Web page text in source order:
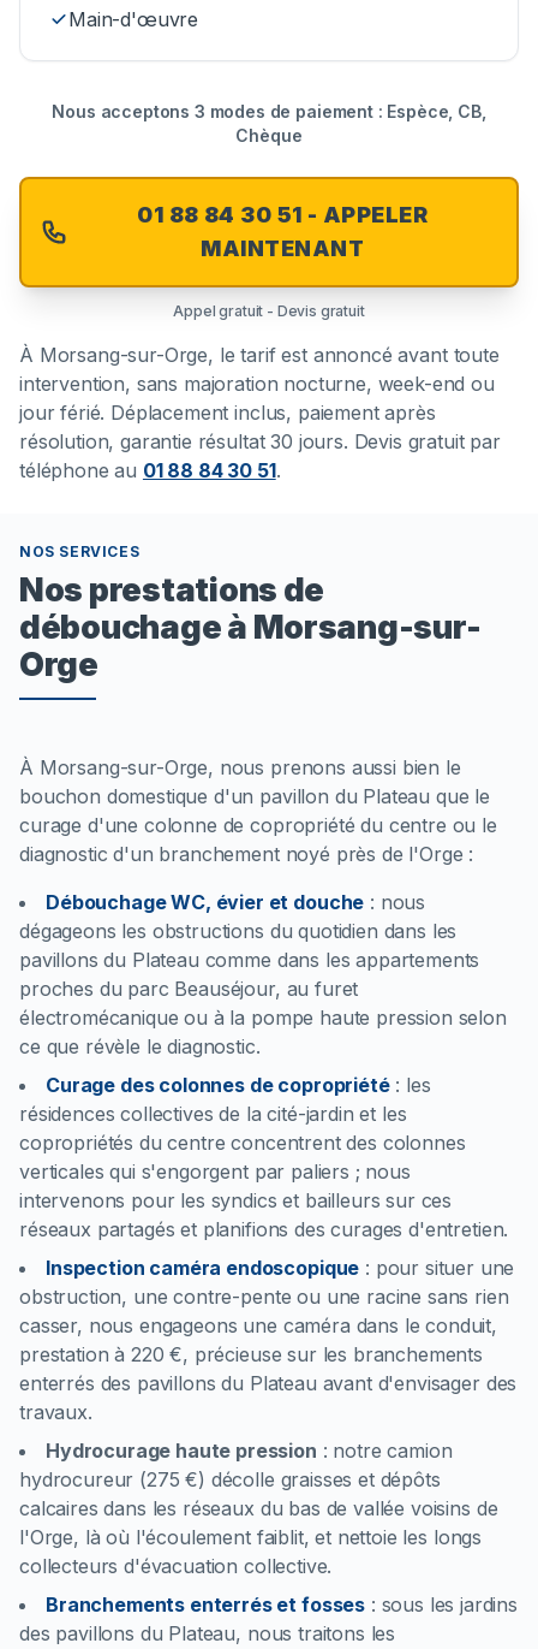
Main-d'œuvre
Nous acceptons 3 modes de paiement : Espèce, CB,
Chèque
01 88 84 30 51 - APPELER
MAINTENANT
Appel gratuit - Devis gratuit
À Morsang-sur-Orge, le tarif est annoncé avant toute
intervention, sans majoration nocturne, week-end ou
jour férié. Déplacement inclus, paiement après
résolution, garantie résultat 30 jours. Devis gratuit par
téléphone au 01 88 84 30 51.
NOS SERVICES
Nos prestations de
débouchage à Morsang-sur-
Orge
À Morsang-sur-Orge, nous prenons aussi bien le
bouchon domestique d'un pavillon du Plateau que le
curage d'une colonne de copropriété du centre ou le
diagnostic d'un branchement noyé près de l'Orge :
Débouchage WC, évier et douche : nous
dégageons les obstructions du quotidien dans les
pavillons du Plateau comme dans les appartements
proches du parc Beauséjour, au furet
électromécanique ou à la pompe haute pression selon
ce que révèle le diagnostic.
Curage des colonnes de copropriété: les
résidences collectives de la cité-jardin et les
copropriétés du centre concentrent des colonnes
verticales qui s'engorgent par paliers ; nous
intervenons pour les syndics et bailleurs sur ces
réseaux partagés et planifions des curages d'entretien.
Inspection caméra endoscopique : pour situer une
obstruction, une contre-pente ou une racine sans rien
casser, nous engageons une caméra dans le conduit,
prestation à 220 €, précieuse sur les branchements
enterrés des pavillons du Plateau avant d'envisager des
travaux.
Hydrocurage haute pression : notre camion
hydrocureur (275 €) décolle graisses et dépôts
calcaires dans les réseaux du bas de vallée voisins de
l'Orge, là où l'écoulement faiblit, et nettoie les longs
collecteurs d'évacuation collective.
Branchements enterrés et fosses : sous les jardins
des pavillons du Plateau, nous traitons les